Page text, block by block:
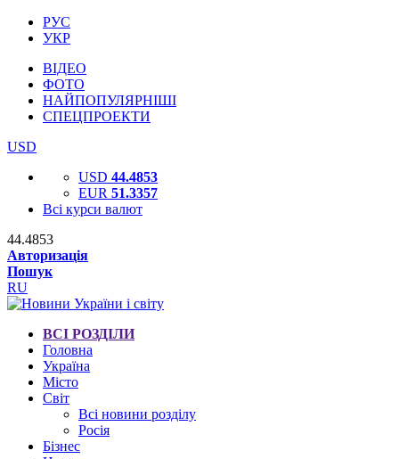
РУС
УКР
ВІДЕО
ФОТО
НАЙПОПУЛЯРНІШІ
СПЕЦПРОЕКТИ
USD
USD 44.4853
EUR 51.3357
Всі курси валют
44.4853
Авторизація
Пошук
RU
ВСІ РОЗДІЛИ
Головна
Україна
Місто
Світ
Всі новини розділу
Росія
Бізнес